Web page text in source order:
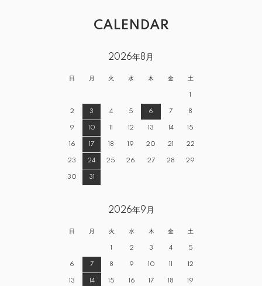
CALENDAR
2026年8月
日 月 火 水 木 金 土
2 3 4 5 6 7 8
9 10 12 13 14 15
16 17 18 19 20 21 22
23 24 25 26 27 28 29
30 31
2026年9月
日 月 火 水 木 金 土
2 3 4 5
6 7 8 9 10 12
13 14 15 16 17 18 19